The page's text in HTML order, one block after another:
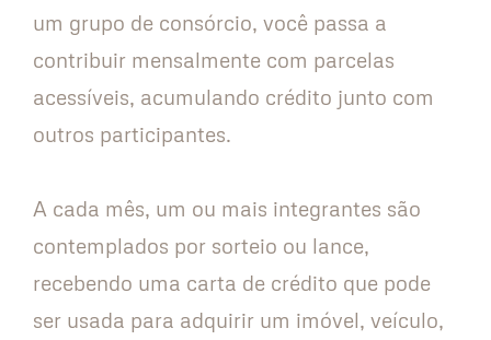
um grupo de consórcio, você passa a
contribuir mensalmente com parcelas
acessíveis, acumulando crédito junto com
outros participantes.
A cada mês, um ou mais integrantes são
contemplados por sorteio ou lance,
recebendo uma carta de crédito que pode
ser usada para adquirir um imóvel, veículo,